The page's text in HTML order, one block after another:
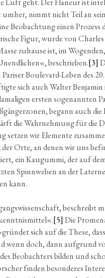
nimmt nicht Teil an
Beob­ach­tung einen Pro­zess
Figur, wur­de von Charles
zuhau­se ist, im
beschrie­ben.[3]
Bou­le­vard-Leben des 20.
sich auch Wal­ter Ben­ja­min
ers­ten soge­nann­ten
begann auch die
die Wahr­neh­mung für die
set­zen wir Ele­men­te
der Orte, an denen wir uns
ein Kau­gum­mi, der auf
Spinn­we­ben an der
kann.
beschreibt
[5] Die
sich auf die The­se,
wenn doch, dann auf­grund
Beob­ach­ters bil­den und
fin­den beson­de­res